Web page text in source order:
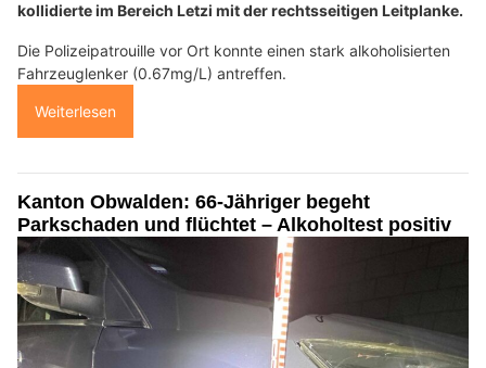
kollidierte im Bereich Letzi mit der rechtsseitigen Leitplanke.
Die Polizeipatrouille vor Ort konnte einen stark alkoholisierten
Fahrzeuglenker (0.67mg/L) antreffen.
Weiterlesen
Kanton Obwalden: 66-Jähriger begeht
Parkschaden und flüchtet – Alkoholtest positiv